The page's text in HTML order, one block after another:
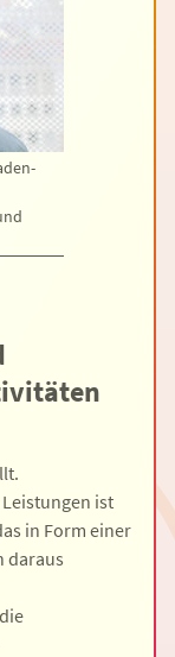
ist
in Form einer
daraus